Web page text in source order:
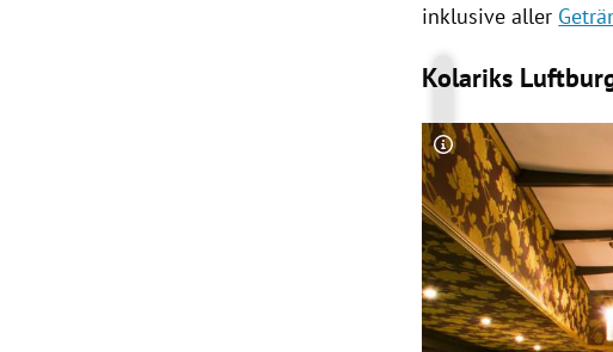
inklusive aller
Kolariks
Copyright-Hinweis